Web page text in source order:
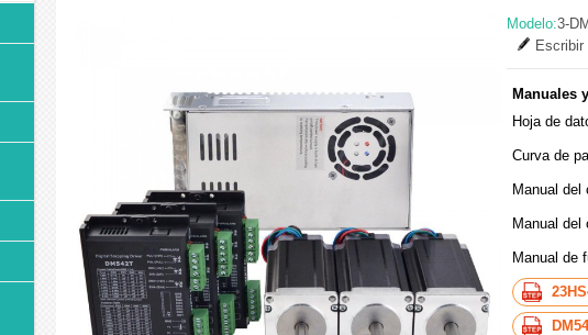
Modelo:3-
Escribir
Manuales
Hoja de
Curva de
Manual del
Manual del
Manual de